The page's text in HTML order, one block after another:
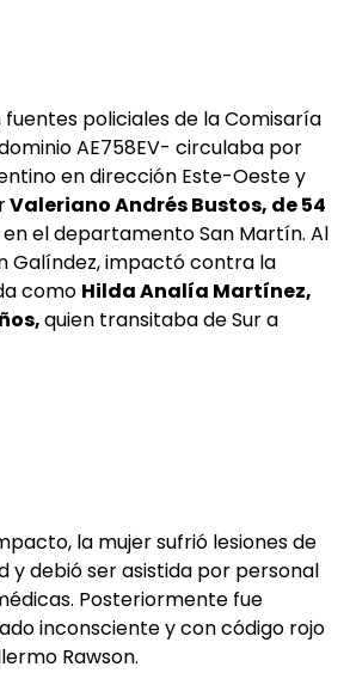
policiales de la Comisaría
AE758EV- circulaba por
en dirección Este-Oeste y
Valeriano Andrés Bustos, de 54
en el departamento San Martín. Al
Galíndez, impactó contra la
como Hilda Analía Martínez,
quien transitaba de Sur a
la mujer sufrió lesiones de
y debió ser asistida por personal
Posteriormente fue
inconsciente y con código rojo
Rawson.